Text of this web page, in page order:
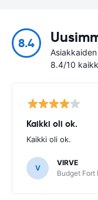
8.4
8.4/10
Kaikki oli ok.
Kaikki oli ok.
V
VIRVE
Budget Fort